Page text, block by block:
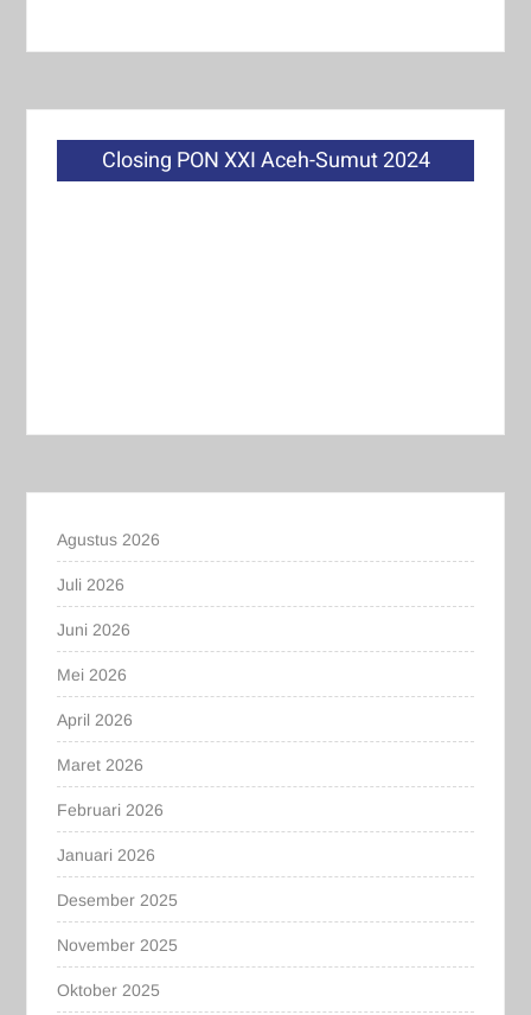
Closing PON XXI Aceh-Sumut 2024
Agustus 2026
Juli 2026
Juni 2026
Mei 2026
April 2026
Maret 2026
Februari 2026
Januari 2026
Desember 2025
November 2025
Oktober 2025